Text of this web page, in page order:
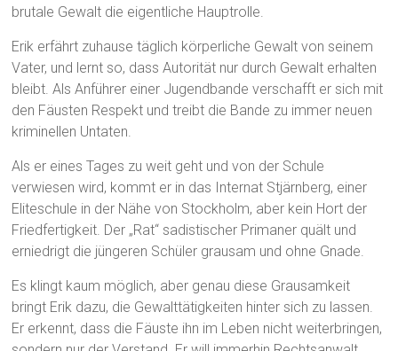
brutale Gewalt die eigentliche Hauptrolle.
Erik erfährt zuhause täglich körperliche Gewalt von seinem
Vater, und lernt so, dass Autorität nur durch Gewalt erhalten
bleibt. Als Anführer einer Jugendbande verschafft er sich mit
den Fäusten Respekt und treibt die Bande zu immer neuen
kriminellen Untaten.
Als er eines Tages zu weit geht und von der Schule
verwiesen wird, kommt er in das Internat Stjärnberg, einer
Eliteschule in der Nähe von Stockholm, aber kein Hort der
Friedfertigkeit. Der „Rat“ sadistischer Primaner quält und
erniedrigt die jüngeren Schüler grausam und ohne Gnade.
Es klingt kaum möglich, aber genau diese Grausamkeit
bringt Erik dazu, die Gewalttätigkeiten hinter sich zu lassen.
Er erkennt, dass die Fäuste ihn im Leben nicht weiterbringen,